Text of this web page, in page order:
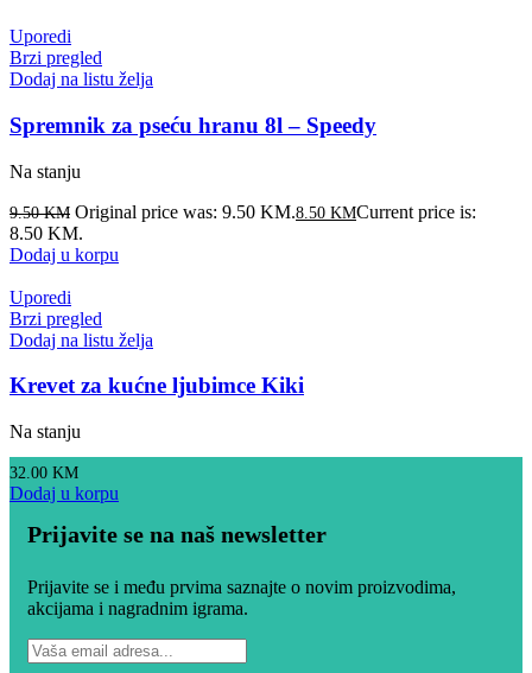
Uporedi
Brzi pregled
Dodaj na listu želja
Spremnik za pseću hranu 8l – Speedy
Na stanju
9.50KM Original price was: 9.50 KM.8.50 KMCurrent price is:
8.50 KM.
Dodaj u korpu
Uporedi
Brzi pregled
Dodaj na listu želja
Krevet za kućne ljubimce Kiki
Na stanju
32.00 KM
Dodaj u korpu
Prijavite se na naš newsletter
Prijavite se i među prvima saznajte o novim proizvodima,
akcijama i nagradnim igrama.